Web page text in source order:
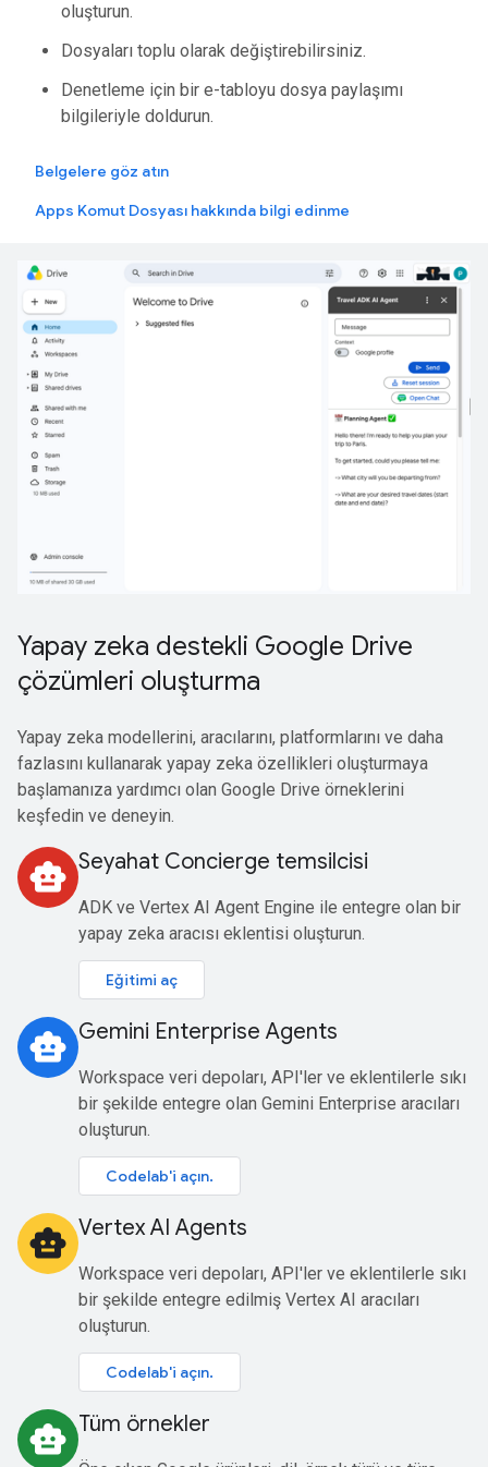
oluşturun.
Dosyaları toplu olarak değiştirebilirsiniz.
Denetleme için bir e-tabloyu dosya paylaşımı
bilgileriyle doldurun.
Belgelere göz atın
Apps Komut Dosyası hakkında bilgi edinme
Yapay zeka destekli Google Drive
çözümleri oluşturma
Yapay zeka modellerini, aracılarını, platformlarını ve daha
fazlasını kullanarak yapay zeka özellikleri oluşturmaya
başlamanıza yardımcı olan Google Drive örneklerini
keşfedin ve deneyin.
smart_toy Seyahat Concierge temsilcisi
ADK ve Vertex AI Agent Engine ile entegre olan bir
yapay zeka aracısı eklentisi oluşturun.
Eğitimi aç
smart_toy Gemini Enterprise Agents
Workspace veri depoları, API'ler ve eklentilerle sıkı
bir şekilde entegre olan Gemini Enterprise aracıları
oluşturun.
Codelab'i açın.
smart_toy Vertex AI Agents
Workspace veri depoları, API'ler ve eklentilerle sıkı
bir şekilde entegre edilmiş Vertex AI aracıları
oluşturun.
Codelab'i açın.
smart_toy Tüm örnekler